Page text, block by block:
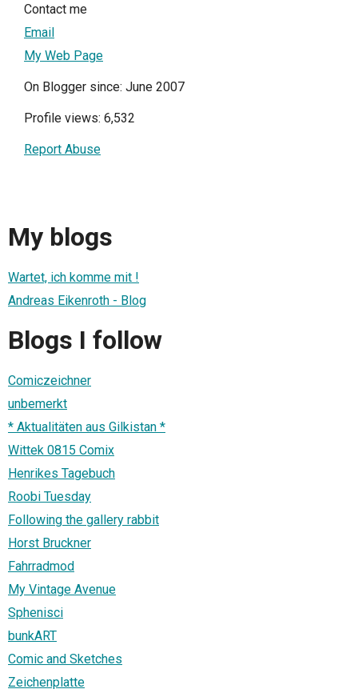
Contact me
Email
My Web Page
On Blogger since: June 2007
Profile views: 6,532
Report Abuse
My blogs
Wartet, ich komme mit !
Andreas Eikenroth - Blog
Blogs I follow
Comiczeichner
unbemerkt
* Aktualitäten aus Gilkistan *
Wittek 0815 Comix
Henrikes Tagebuch
Roobi Tuesday
Following the gallery rabbit
Horst Bruckner
Fahrradmod
My Vintage Avenue
Sphenisci
bunkART
Comic and Sketches
Zeichenplatte